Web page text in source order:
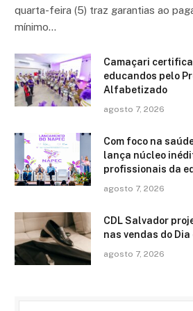
quarta-feira (5) traz garantias ao
mínimo…
Camaçari
educandos pelo
Alfabetizado
agosto 7, 2026
Com foco na
lança núcleo
profissionais da
agosto 7, 2026
CDL Salvador
nas vendas do Dia
agosto 7, 2026